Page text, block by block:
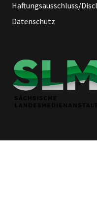
Haftungsausschluss/
Datenschutz